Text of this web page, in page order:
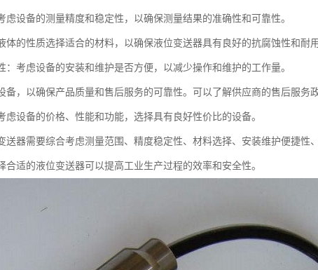
虑设备的测量精度和稳定性，以确保测量结果的准确性和可靠性。
体的性质选择适合的材料，以确保液位变送器具有良好的抗腐蚀性和耐用
：考虑设备的安装和维护是否方便，以减少操作和维护的工作量。
备，以确保产品质量和售后服务的可靠性。可以了解供应商的售后服务
虑设备的价格、性能和功能，选择具有良好性价比的设备。
送器需要综合考虑测量范围、精度稳定性、材料选择、安装维护便捷性
合适的液位变送器可以提高工业生产过程的效率和安全性。